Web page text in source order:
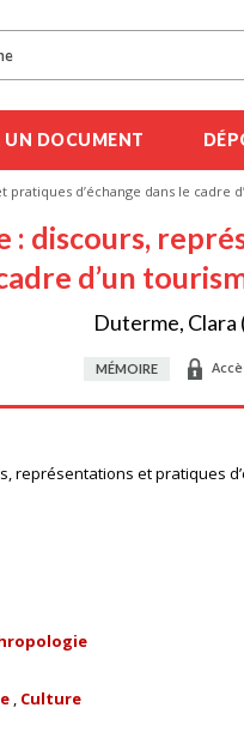
UN DOCUMENT
d’échange dans le cadre
discours,
d’un
Duterme, Clara
MÉMOIRE
représentations et pratiques
Culture